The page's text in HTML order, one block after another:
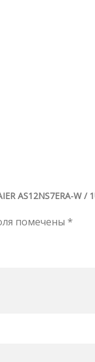
W /
помечены *